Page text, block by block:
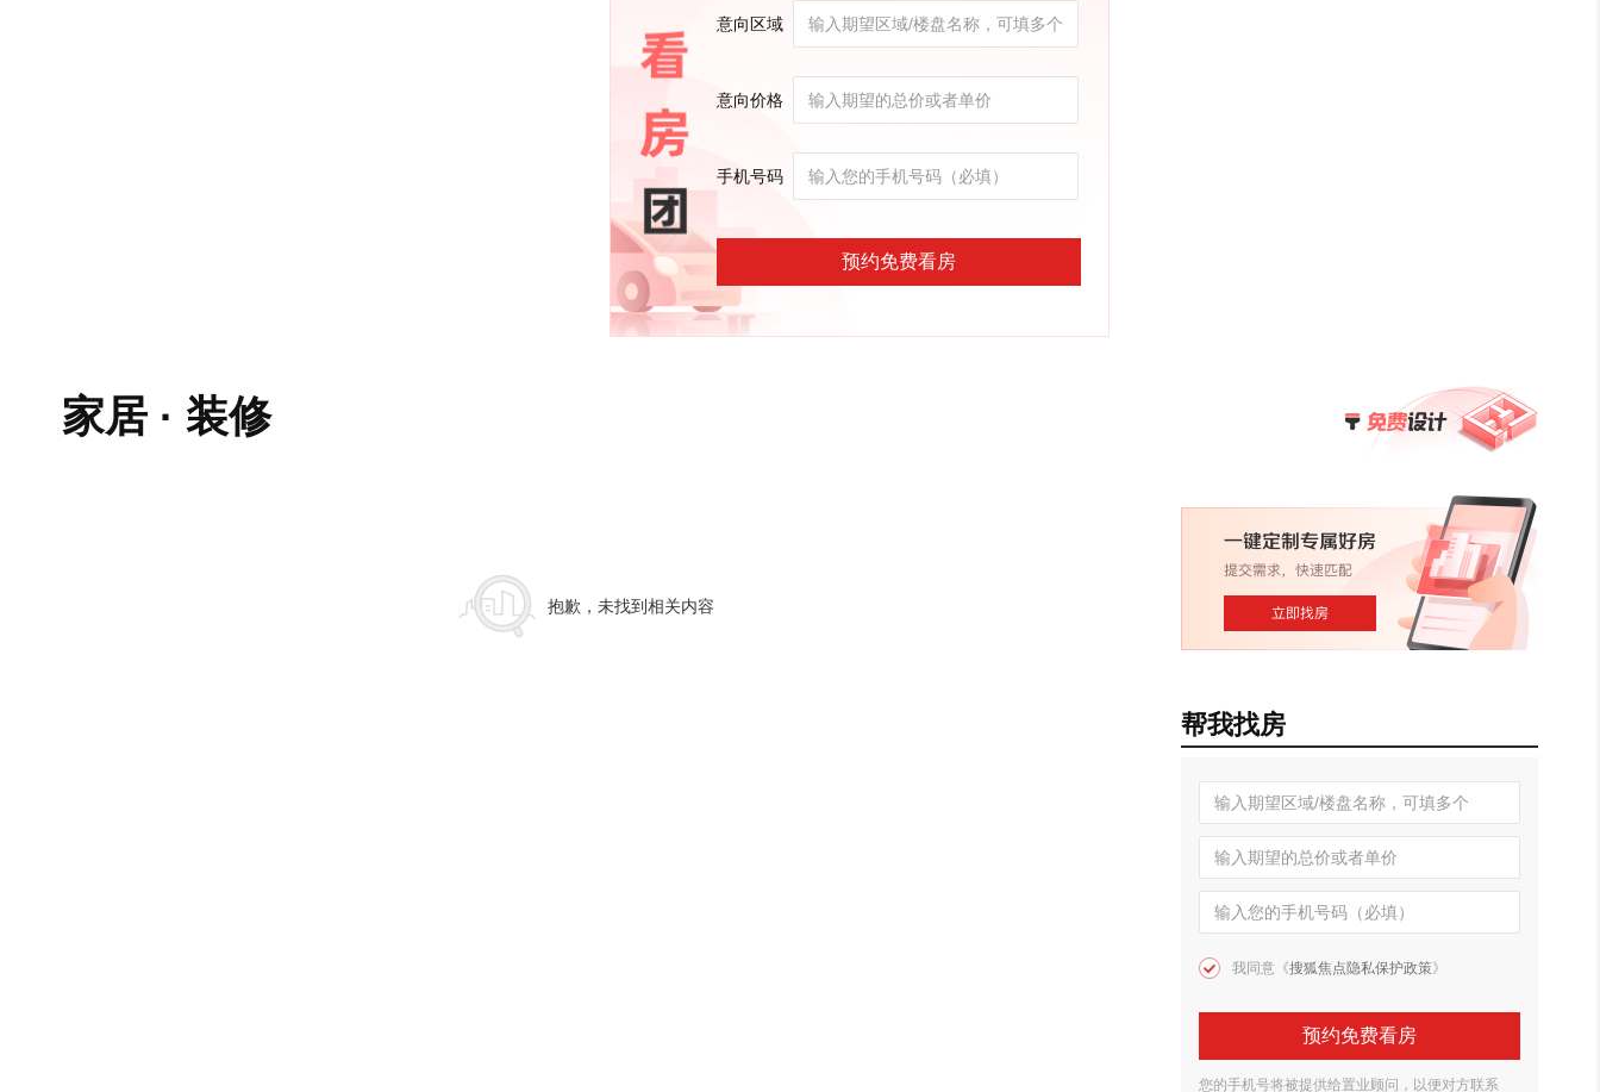
意向区域
意向价格
手机号码
预约免费看房
家居 · 装修
抱歉，未找到相关内容
帮我找房
我同意《搜狐焦点隐私保护政策》
预约免费看房
您的手机号将被提供给置业顾问，以便对方联系